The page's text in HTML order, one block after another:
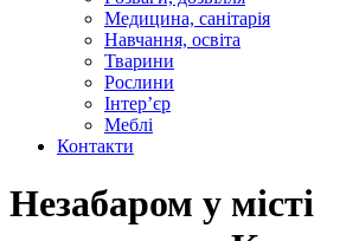
Медицина, санітарія
Навчання, освіта
Тварини
Рослини
Інтер’єр
Меблі
Контакти
Незабаром у місті